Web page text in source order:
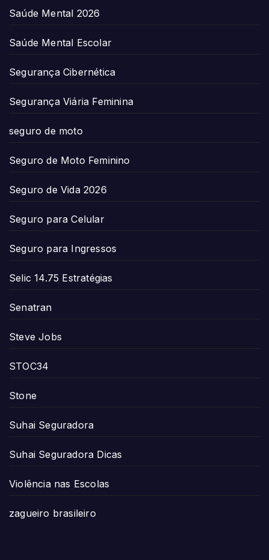
Saúde Mental 2026
Saúde Mental Escolar
Segurança Cibernética
Segurança Viária Feminina
seguro de moto
Seguro de Moto Feminino
Seguro de Vida 2026
Seguro para Celular
Seguro para Ingressos
Selic 14.75 Estratégias
Senatran
Steve Jobs
STOC34
Stone
Suhai Seguradora
Suhai Seguradora Dicas
Violência nas Escolas
zagueiro brasileiro